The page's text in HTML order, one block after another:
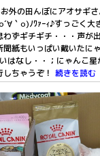
の田んぼにアオサギさ
｀o)ﾉﾜｧｰｨ♪すっごく大
わずギチギチ・・・声が
紙もいっぱい戴いたに
はなし・・；にゃんこ
ちゃうぞ！ 続きを読む